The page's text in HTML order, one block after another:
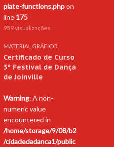
plate-functions.phpon
line 175
959 visualizações
MATERIAL GRÁFICO
Certificado de Curso
3º Festival de Dança
de Joinville
Warning: A non-
numeric value
encountered in
/home/storage/9/08/b2
/cidadedadanca1/public